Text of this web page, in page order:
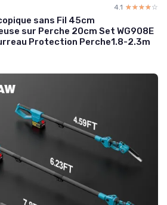
4.1 ☆☆☆☆☆
★★★★★
sans Fil 45cm
sur Perche 20cm Set WG908E
Protection Perche1.8-2.3m